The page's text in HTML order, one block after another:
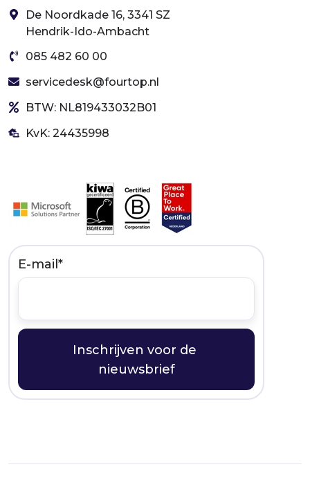
De Noordkade 16, 3341 SZ
Hendrik-Ido-Ambacht
085 482 60 00
servicedesk@fourtop.nl
BTW: NL819433032B01
KvK: 24435998
E-mail*